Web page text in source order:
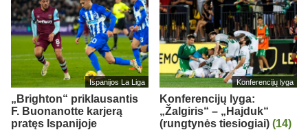
Ispanijos La Liga
„Brighton“ priklausantis
F. Buonanotte karjerą
pratęs Ispanijoje
Konferencijų lyga
Konferencijų lyga:
„Žalgiris“ – „Hajduk“
(rungtynės tiesiogiai) (14)